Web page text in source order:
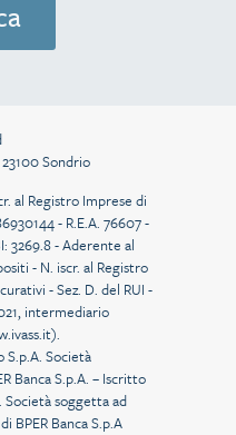
23100 Sondrio
al Registro Imprese di
- R.E.A. 76607 -
3269.8 - Aderente al
- N. iscr. al Registro
- Sez. D. del RUI -
intermediario
).
S.p.A. Società
Banca S.p.A. – Iscritto
Società soggetta ad
Banca S.p.A